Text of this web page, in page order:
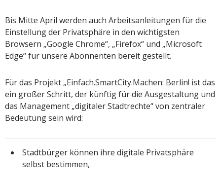
Bis Mitte April werden auch Arbeitsanleitungen für die
Einstellung der Privatsphäre in den wichtigsten
Browsern „Google Chrome“, „Firefox“ und „Microsoft
Edge“ für unsere Abonnenten bereit gestellt.
Für das Projekt „Einfach.SmartCity.Machen: Berlin! ist das
ein großer Schritt, der künftig für die Ausgestaltung und
das Management „digitaler Stadtrechte“ von zentraler
Bedeutung sein wird:
Stadtbürger können ihre digitale Privatsphäre
selbst bestimmen,